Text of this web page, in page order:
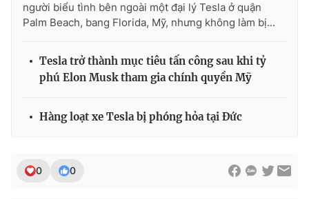
® Cấm sao chép dưới mọi hình thức nếu không có sự chấp
thuận bằng văn bản. Ghi rõ nguồn VTV.vn khi phát hành lại
người biểu tình bên ngoài một đại lý Tesla ở quận
Palm Beach, bang Florida, Mỹ, nhưng không làm bị...
Tesla trở thành mục tiêu tấn công sau khi tỷ
phú Elon Musk tham gia chính quyền Mỹ
Hàng loạt xe Tesla bị phóng hỏa tại Đức
0 0